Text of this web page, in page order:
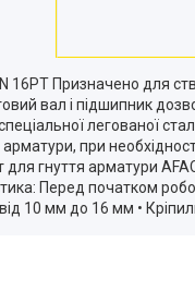
16РТ Призначено для
вал і підшипник
легованої
при
для гнуття арматури
Перед початком
10 мм до 16 мм •